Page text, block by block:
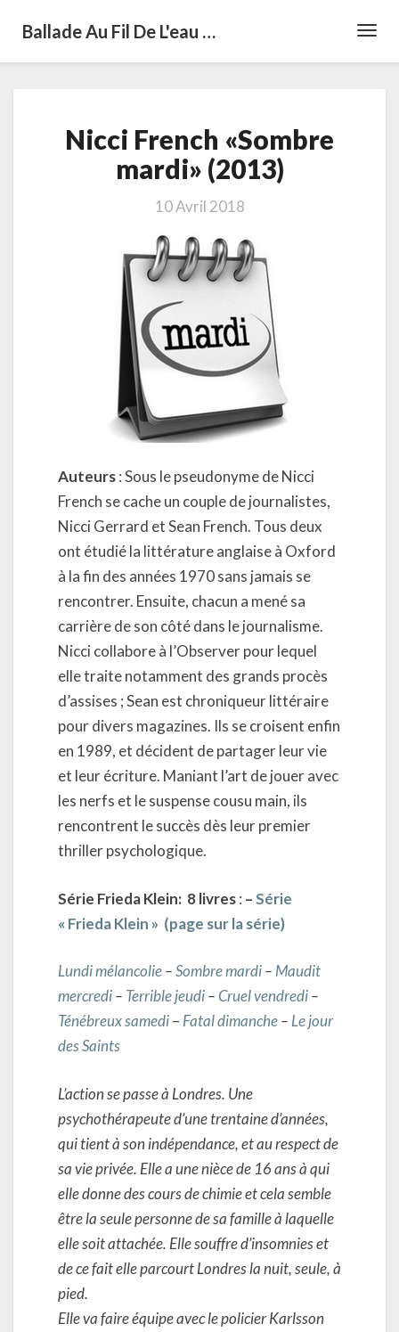
Ballade Au Fil De L'eau …
French
«Sombre
mardi»
Nicci French «Sombre
mardi» (2013)
10 Avril 2018
Auteurs: Sous le pseudonyme de Nicci
French se cache un couple de journalistes,
Nicci Gerrard et Sean French. Tous deux
ont étudié la littérature anglaise à Oxford
à la fin des années 1970 sans jamais se
rencontrer. Ensuite, chacun a mené sa
carrière de son côté dans le journalisme.
Nicci collabore à l’Observer pour lequel
elle traite notamment des grands procès
d’assises ; Sean est chroniqueur littéraire
pour divers magazines. Ils se croisent enfin
en 1989, et décident de partager leur vie
et leur écriture. Maniant l’art de jouer avec
les nerfs et le suspense cousu main, ils
rencontrent le succès dès leur premier
thriller psychologique.
Série Frieda Klein: 8 livres: –Série
« Frieda Klein » (page sur la série)
Lundi mélancolie–Sombre mardi– Maudit
mercredi– Terrible jeudi– Cruel vendredi–
Ténébreux samedi– Fatal dimanche– Le jour
des Saints
L’action se passe à Londres. Une
psychothérapeute d’une trentaine d’années,
qui tient à son indépendance, et au respect de
sa vie privée. Elle a une nièce de 16 ans à qui
elle donne des cours de chimie et cela semble
être la seule personne de sa famille à laquelle
elle soit attachée. Elle souffre d’insomnies et
de ce fait elle parcourt Londres la nuit, seule, à
pied.
Elle va faire équipe avec le policier Karlsson